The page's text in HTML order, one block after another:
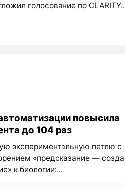
голосование по
повысила
до 104 раз
экспериментальную петлю с
«предсказание —
к биологии:...